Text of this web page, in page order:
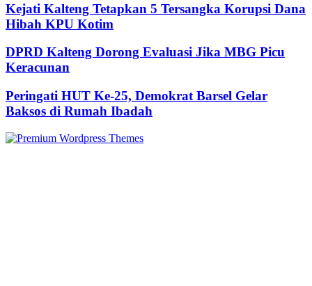
Kejati Kalteng Tetapkan 5 Tersangka Korupsi Dana
Hibah KPU Kotim
DPRD Kalteng Dorong Evaluasi Jika MBG Picu
Keracunan
Peringati HUT Ke-25, Demokrat Barsel Gelar
Baksos di Rumah Ibadah